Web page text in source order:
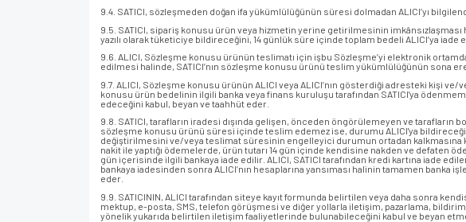
9.4. SATICI, sözleşmeden doğan ifa yükümlülüğünün süresi dolmadan ALICI’yı
9.5. SATICI, sipariş konusu ürün veya hizmetin yerine getirilmesinin
yazılı olarak tüketiciye bildireceğini, 14 günlük süre içinde toplam bedeli ALICI’ya iade
9.6. ALICI, Sözleşme konusu ürünün teslimatı için işbu Sözleşme’yi elektronik
edilmesi halinde, SATICI’nın sözleşme konusu ürünü teslim yükümlülüğünün sona
9.7. ALICI, Sözleşme konusu ürünün ALICI veya ALICI’nın gösterdiği adresteki kişi
konusu ürün bedelinin ilgili banka veya finans kuruluşu tarafından SATICI'ya
edeceğini kabul, beyan ve taahhüt eder.
9.8. SATICI, tarafların iradesi dışında gelişen, önceden öngörülemeyen ve
sözleşme konusu ürünü süresi içinde teslim edemez ise, durumu ALICI'ya
değiştirilmesini ve/veya teslimat süresinin engelleyici durumun ortadan kalkmasına
nakit ile yaptığı ödemelerde, ürün tutarı 14 gün içinde kendisine nakden ve defaten
gün içerisinde ilgili bankaya iade edilir. ALICI, SATICI tarafından kredi kartına iade
bankaya iadesinden sonra ALICI’nın hesaplarına yansıması halinin tamamen banka
eder.
9.9. SATICININ, ALICI tarafından siteye kayıt formunda belirtilen veya daha sonra
mektup, e-posta, SMS, telefon görüşmesi ve diğer yollarla iletişim, pazarlama, bildirim
yönelik yukarıda belirtilen iletişim faaliyetlerinde bulunabileceğini kabul ve beyan